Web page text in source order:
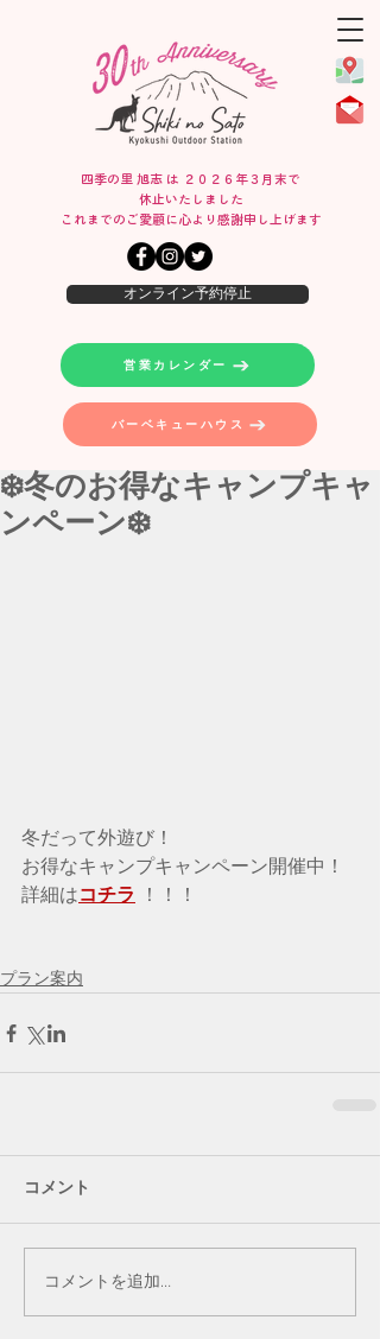
オンライン予約停止
営業カレンダー
バーベキューハウス
四季の里 旭志 は ２０２６年３月末で
休止いたしました
​これまでのご愛顧に心より感謝申し上げます
❄️冬のお得なキャンプキャ
ンペーン❄️
冬だって外遊び！
お得なキャンプキャンペーン開催中！
詳細はコチラ ！！！
プラン案内
コメント
コメントを追加…